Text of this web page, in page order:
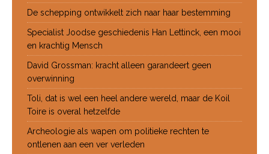
De schepping ontwikkelt zich naar haar bestemming
Specialist Joodse geschiedenis Han Lettinck, een mooi
en krachtig Mensch
David Grossman: kracht alleen garandeert geen
overwinning
Toli, dat is wel een heel andere wereld, maar de Koil
Toire is overal hetzelfde
Archeologie als wapen om politieke rechten te
ontlenen aan een ver verleden